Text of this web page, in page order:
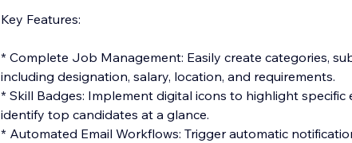
Key Features:
* Complete Job Management: Easily create categories,
including designation, salary, location, and requirements.
* Skill Badges: Implement digital icons to highlight
identify top candidates at a glance.
* Automated Email Workflows: Trigger automatic